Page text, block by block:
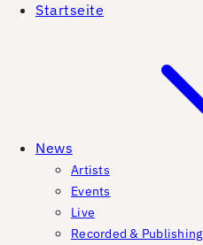
Startseite
News
Artists
Events
Live
Recorded & Publishing